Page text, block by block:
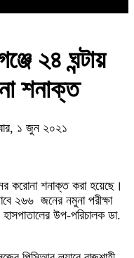
২৪ ঘন্টায়
শনাক্ত
১ জুন ২০২১
করোনা শনাক্ত করা হয়েছে।
২৬৬ জনের নমুনা পরীক্ষা
উপ-পরিচালক ডা.